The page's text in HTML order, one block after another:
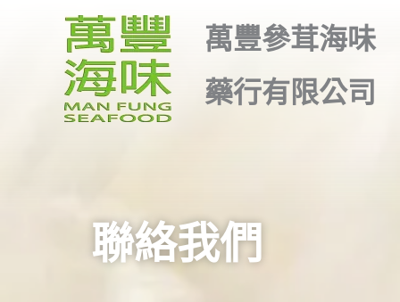
萬豐參茸海味
藥行有限公司
聯絡我們